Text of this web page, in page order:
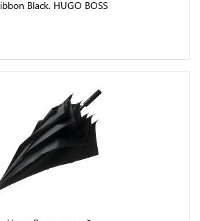
Black. HUGO BOSS